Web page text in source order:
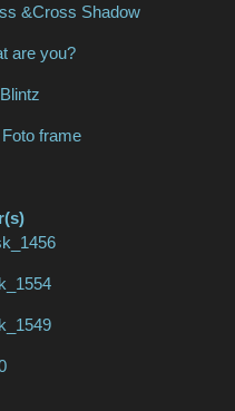
&Cross Shadow
are you?
frame